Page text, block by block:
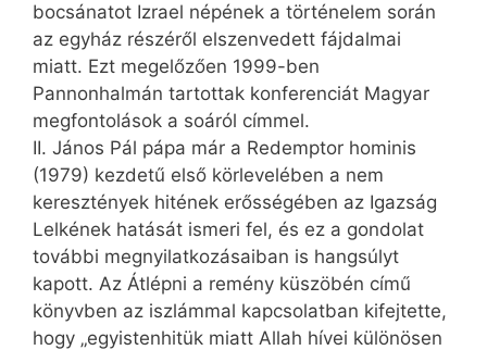
bocsánatot Izrael népének a történelem során
az egyház részéről elszenvedett fájdalmai
miatt. Ezt megelőzően 1999-ben
Pannonhalmán tartottak konferenciát Magyar
megfontolások a soáról címmel.
II. János Pál pápa már a Redemptor hominis
(1979) kezdetű első körlevelében a nem
keresztények hitének erősségében az Igazság
Lelkének hatását ismeri fel, és ez a gondolat
további megnyilatkozásaiban is hangsúlyt
kapott. Az Átlépni a remény küszöbén című
könyvben az iszlámmal kapcsolatban kifejtette,
hogy „egyistenhitük miatt Allah hívei különösen